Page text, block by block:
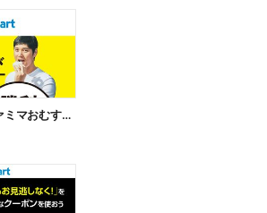
【おトク】大谷選手ファミマおむすび割